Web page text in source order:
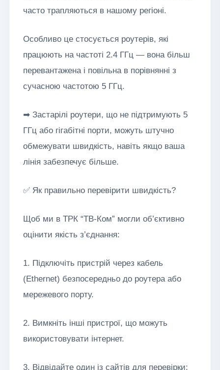
часто трапляються в нашому регіоні.
Особливо це стосується роутерів, які
працюють на частоті 2.4 ГГц — вона більш
перевантажена і повільна в порівнянні з
сучасною частотою 5 ГГц.
➡ Застарілі роутери, що не підтримують 5
ГГц або гігабітні порти, можуть штучно
обмежувати швидкість, навіть якщо ваша
лінія забезпечує більше.
✅ Як правильно перевірити швидкість?
Щоб ми в ТРК “ТВ-Ком” могли об’єктивно
оцінити якість з’єднання:
1. Підключіть пристрій через кабель
(Ethernet) безпосередньо до роутера або
мережевого порту.
2. Вимкніть інші пристрої, що можуть
використовувати інтернет.
3. Відвідайте один із сайтів для перевірки: